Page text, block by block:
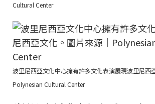
Cultural Center
波里尼西亞文化中心擁有許多文化表演展現波里尼西
Polynesian Cultural Center